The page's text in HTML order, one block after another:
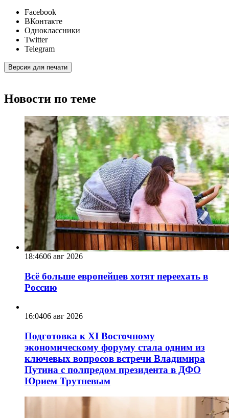
Facebook
ВКонтакте
Одноклассники
Twitter
Telegram
Версия для печати
Новости по теме
18:4606 авг 2026
Всё больше европейцев хотят переехать в
Россию
16:0406 авг 2026
Подготовка к XI Восточному
экономическому форуму стала одним из
ключевых вопросов встречи Владимира
Путина с полпредом президента в ДФО
Юрием Трутневым